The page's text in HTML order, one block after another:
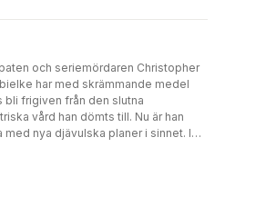
och seriemördaren Christopher
har med skrämmande medel
bli frigiven från den slutna
vård han dömts till. Nu är han
med nya djävulska planer i sinnet. I